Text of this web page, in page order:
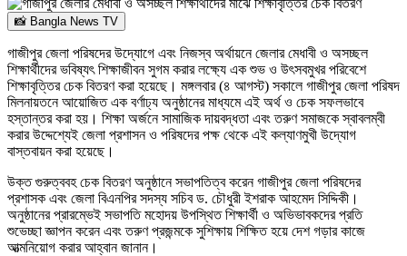
📸 Bangla News TV
গাজীপুর জেলা পরিষদের উদ্যোগে এবং নিজস্ব অর্থায়নে জেলার মেধাবী ও অসচ্ছল
শিক্ষার্থীদের ভবিষ্যৎ শিক্ষাজীবন সুগম করার লক্ষ্যে এক শুভ ও উৎসবমুখর পরিবেশে
শিক্ষাবৃত্তির চেক বিতরণ করা হয়েছে। মঙ্গলবার (৪ আগস্ট) সকালে গাজীপুর জেলা পরিষদ
মিলনায়তনে আয়োজিত এক বর্ণাঢ্য অনুষ্ঠানের মাধ্যমে এই অর্থ ও চেক সফলভাবে
হস্তান্তর করা হয়। শিক্ষা অর্জনে সামাজিক দায়বদ্ধতা এবং তরুণ সমাজকে স্বাবলম্বী
করার উদ্দেশ্যেই জেলা প্রশাসন ও পরিষদের পক্ষ থেকে এই কল্যাণমুখী উদ্যোগ
বাস্তবায়ন করা হয়েছে।
উক্ত গুরুত্ববহ চেক বিতরণ অনুষ্ঠানে সভাপতিত্ব করেন গাজীপুর জেলা পরিষদের
প্রশাসক এবং জেলা বিএনপির সদস্য সচিব ড. চৌধুরী ইশরাক আহমেদ সিদ্দিকী।
অনুষ্ঠানের প্রারম্ভেই সভাপতি মহোদয় উপস্থিত শিক্ষার্থী ও অভিভাবকদের প্রতি
শুভেচ্ছা জ্ঞাপন করেন এবং তরুণ প্রজন্মকে সুশিক্ষায় শিক্ষিত হয়ে দেশ গড়ার কাজে
আত্মনিয়োগ করার আহ্বান জানান।